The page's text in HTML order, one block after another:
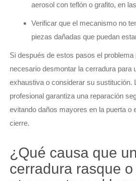
aerosol con teflón o grafito, en
Verificar que el mecanismo no
piezas dañadas que puedan
Si después de estos pasos el
necesario desmontar la cerradura para
exhaustiva o considerar su sustitución.
profesional garantiza una reparación
evitando daños mayores en la puerta o
cierre.
¿Qué causa que
cerradura rasque o